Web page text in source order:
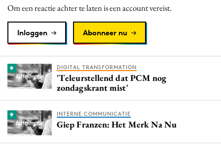
Om een reactie achter te laten is een account vereist.
Inloggen Abonneer nu
DIGITAL TRANSFORMATION
'Teleurstellend dat PCM nog
zondagskrant mist'
INTERNE COMMUNICATIE
Giep Franzen: Het Merk Na Nu